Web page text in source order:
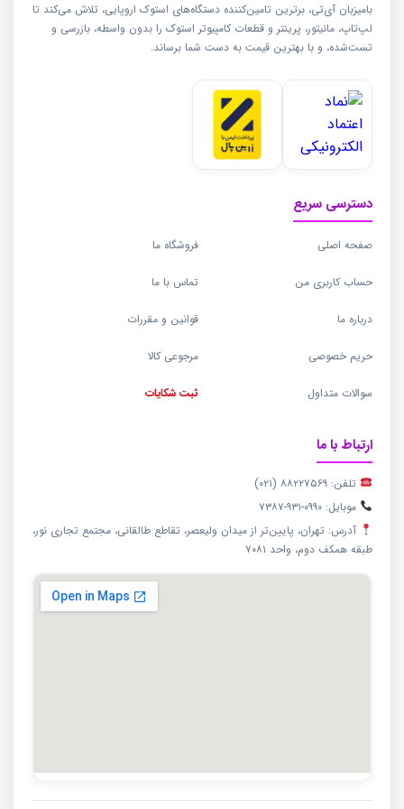
بامیزبان آی‌تی، برترین تامین‌کننده دستگاه‌های استوک اروپایی، تلاش می‌کند تا
لپ‌تاپ، مانیتور، پرینتر و قطعات کامپیوتر استوک را بدون واسطه، بازرسی و
تست‌شده، و با بهترین قیمت به دست شما برساند.
دسترسی سریع
صفحه اصلی فروشگاه ما
حساب کاربری من تماس با ما
درباره ما قوانین و مقررات
حریم خصوصی مرجوعی کالا
سوالات متداول ثبت شکایات
ارتباط با ما
تلفن: ۸۸۲۲۷۵۶۹ (۰۲۱)
موبایل: ۰۹۹۰-۹۳۱-۷۳۸۷
آدرس: تهران، پایین‌تر از میدان ولیعصر، تقاطع طالقانی، مجتمع تجاری نور،
طبقه همکف دوم، واحد ۷۰۸۱